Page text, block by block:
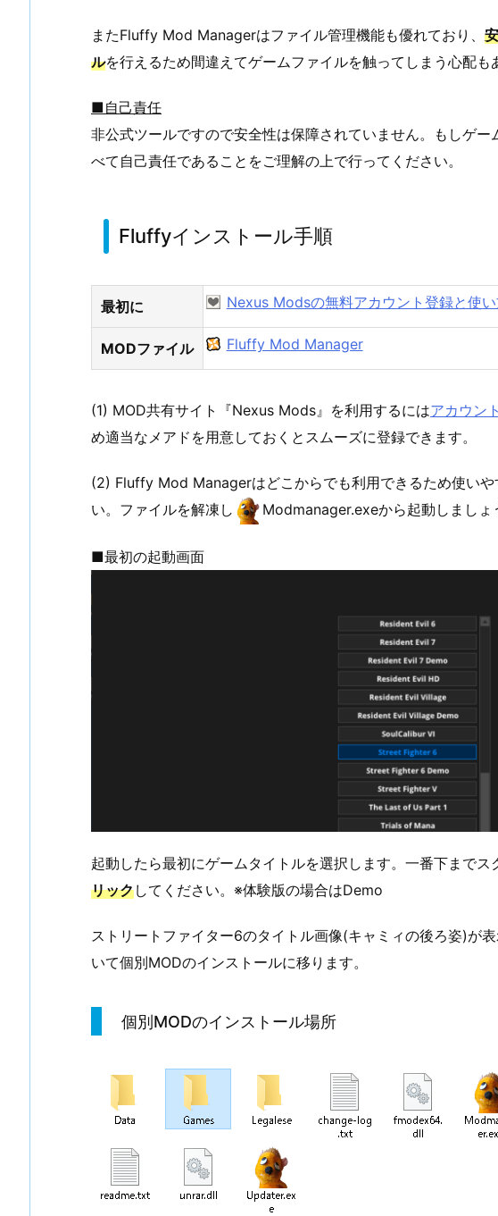
またFluffy Mod Managerはファイル管理機能も優れており、
ルを行えるため間違えてゲームファイルを触ってしまう心配も
■自己責任
非公式ツールですので安全性は保障されていません。もしゲ
べて自己責任であることをご理解の上で行ってください。
Fluffyインストール手順
最初に Nexus Modsの無料アカウント登録と使
MODファイル Fluffy Mod Manager
(1) MOD共有サイト『Nexus Mods』を利用するにはアカウン
め適当なメアドを用意しておくとスムーズに登録できます。
(2) Fluffy Mod Managerはどこからでも利用できるため使いや
い。ファイルを解凍し
Modmanager.exeから起動しましょ
■最初の起動画面
起動したら最初にゲームタイトルを選択します。一番下までス
リックしてください。※体験版の場合はDemo
ストリートファイター6のタイトル画像(キャミィの後ろ姿)が
いて個別MODのインストールに移ります。
個別MODのインストール場所